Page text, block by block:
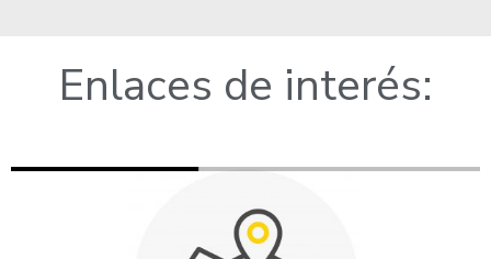
Enlaces de interés: